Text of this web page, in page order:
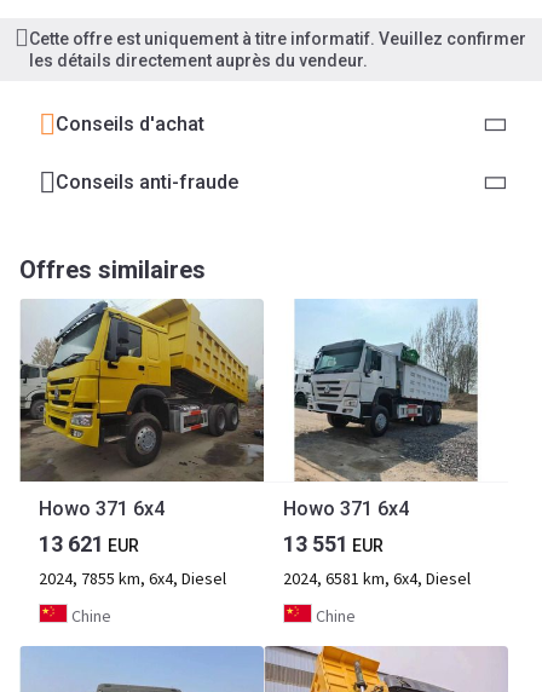
Cette offre est uniquement à titre informatif. Veuillez confirmer
les détails directement auprès du vendeur.
Conseils d'achat
Conseils anti-fraude
Offres similaires
Howo 371 6x4
13 621 EUR
2024, 7855 km, 6x4, Diesel
Chine
Howo 371 6x4
13 551 EUR
2024, 6581 km, 6x4, Diesel
Chine